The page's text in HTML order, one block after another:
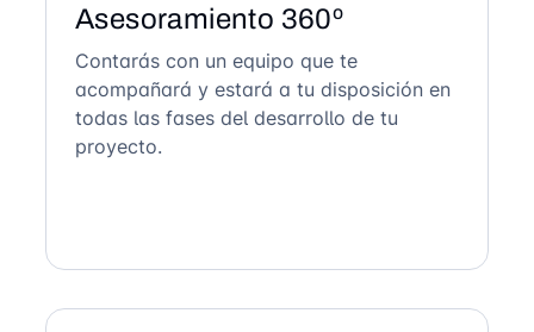
Asesoramiento 360º
Contarás con un equipo que te
acompañará y estará a tu disposición en
todas las fases del desarrollo de tu
proyecto.